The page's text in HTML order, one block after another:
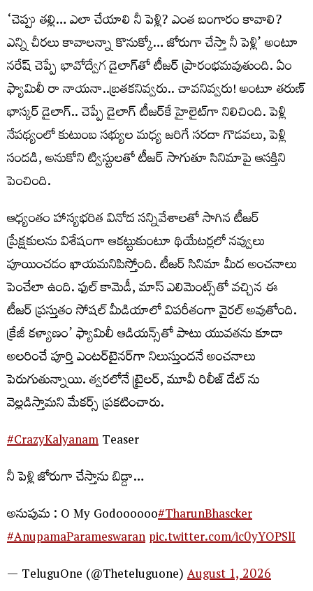
‘చెప్పు తల్లి… ఎలా చేయాలి నీ పెళ్లి? ఎంత బంగారం కావాలి?
ఎన్ని చీరలు కావాలన్నా కొనుక్కో… జోరుగా చేస్తా నీ పెళ్లి’ అంటూ
నరేష్ చెప్పే భావోద్వేగ డైలాగ్‌తో టీజర్ ప్రారంభమవుతుంది. ఏం
ఫ్యామిలీ రా నాయనా..బ్రతకనివ్వరు.. చావనివ్వరు! అంటూ తరుణ్
భాస్కర్ డైలాగ్.. చెప్పే డైలాగ్ టీజర్‌కే హైలైట్‌గా నిలిచింది. పెళ్లి
నేపథ్యంలో కుటుంబ సభ్యుల మధ్య జరిగే సరదా గొడవలు, పెళ్లి
సందడి, అనుకోని ట్విస్టులతో టీజర్ సాగుతూ సినిమాపై ఆసక్తిని
పెంచింది.
ఆధ్యంతం హాస్యభరిత వినోద సన్నివేశాలతో సాగిన టీజర్
ప్రేక్షకులను విశేషంగా ఆకట్టుకుంటూ థియేటర్లలో నవ్వులు
పూయించడం ఖాయమనిపిస్తోంది. టీజర్ సినిమా మీద అంచనాలు
పెంచేలా ఉంది. ఫుల్ కామెడీ, మాస్ ఎలిమెంట్స్‌తో వచ్చిన ఈ
టీజర్ ప్రస్తుతం సోషల్ మీడియాలో విపరీతంగా వైరల్ అవుతోంది.
క్రేజీ కళ్యాణం’ ఫ్యామిలీ ఆడియన్స్‌తో పాటు యువతను కూడా
అలరించే పూర్తి ఎంటర్‌టైనర్‌గా నిలుస్తుందనే అంచనాలు
పెరుగుతున్నాయి. త్వరలోనే ట్రైలర్, మూవీ రిలీజ్ డేట్ ను
వెల్లడిస్తామని మేకర్స్ ప్రకటించారు.
#CrazyKalyanamTeaser
నీ పెళ్లి జోరుగా చేస్తాను బిడ్డా…
అనుపుమ : O My Godoooooo#TharunBhascker
#AnupamaParameswaranpic.twitter.com/ic0yYOPSlI
— TeluguOne (@Theteluguone)August 1, 2026